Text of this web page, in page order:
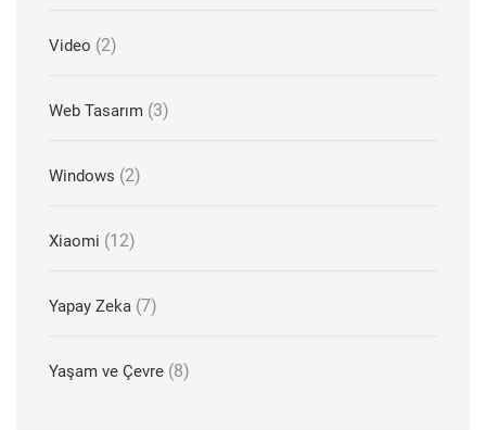
Video (2)
Web Tasarım (3)
Windows (2)
Xiaomi (12)
Yapay Zeka (7)
Yaşam ve Çevre (8)